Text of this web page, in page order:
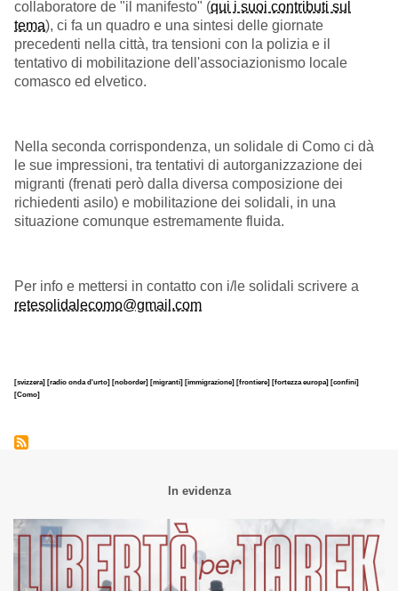
collaboratore de "il manifesto" (qui i suoi contributi sul
tema), ci fa un quadro e una sintesi delle giornate
precedenti nella città, tra tensioni con la polizia e il
tentativo di mobilitazione dell'associazionismo locale
comasco ed elvetico.
Nella seconda corrispondenza, un solidale di Como ci dà
le sue impressioni, tra tentativi di autorganizzazione dei
migranti (frenati però dalla diversa composizione dei
richiedenti asilo) e mobilitazione dei solidali, in una
situazione comunque estremamente fluida.
Per info e mettersi in contatto con i/le solidali scrivere a
retesolidalecomo@gmail.com
[svizzera] [radio onda d'urto] [noborder] [migranti] [immigrazione] [frontiere] [fortezza europa] [confini]
[Como]
In evidenza